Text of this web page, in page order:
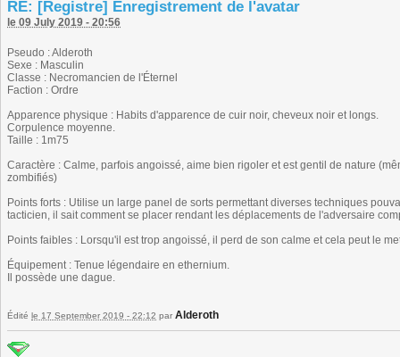
RE: [Registre] Enregistrement de l'avatar
le 09 July 2019 - 20:56
Pseudo : Alderoth
Sexe : Masculin
Classe : Necromancien de l'Éternel
Faction : Ordre
Apparence physique : Habits d'apparence de cuir noir, cheveux noir et longs.
Corpulence moyenne.
Taille : 1m75
Caractère : Calme, parfois angoissé, aime bien rigoler et est gentil de nature
zombifiés)
Points forts : Utilise un large panel de sorts permettant diverses techniques
tacticien, il sait comment se placer rendant les déplacements de l'adversaire
Points faibles : Lorsqu'il est trop angoissé, il perd de son calme et cela peut le
Équipement : Tenue légendaire en ethernium.
Il possède une dague.
Édité le 17 September 2019 - 22:12 par Alderoth